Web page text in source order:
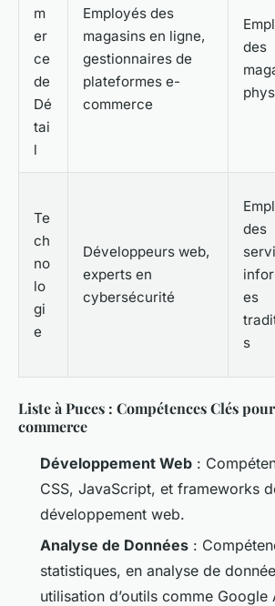
m
er
ce
de
Dé
tai
l
Employés des
magasins en ligne,
gestionnaires de
plateformes e-
commerce
des
Te
ch
no
lo
gi
e
Développeurs web,
experts en
cybersécurité
des
es
s
Liste à Puces : Compétences Clés
commerce
Développement Web :
CSS, JavaScript, et frameworks
développement web.
Analyse de Données :
statistiques, en analyse de
utilisation d’outils comme Google